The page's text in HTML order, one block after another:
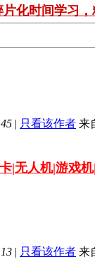
化时间学习
| 只看该作者 来
|无人机|游戏
| 只看该作者 来